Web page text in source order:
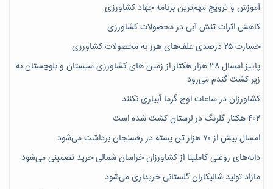
آموزش و ترویج مهم‌ترین برنامه جهاد کشاورزی
کاهش اثرات تنش آبی در محصولات کشاورزی
خسارت ۲۵ درصدی علف‌های هرز به محصولات کشاورزی
پاییز امسال ۳۸ هزار هکتار از زمین های کشاورزی سیستان و بلوچستان به
زیر کشت گندم می‌رود
کشاورزان در ساعات اوج گرما آبیاری نکنند
۴۰۲ هکتار گلرنگ در لرستان کشت شده است
امسال بیش از ۷۰ هزار تن پسته در رفسنجان برداشت می‌شود
دانه‌های روغنی کاملینا از کشاورزان خراسان شمالی خرید تضمینی می‌شود
مازاد تولید شالیکاران گلستانی خریداری می‌شود